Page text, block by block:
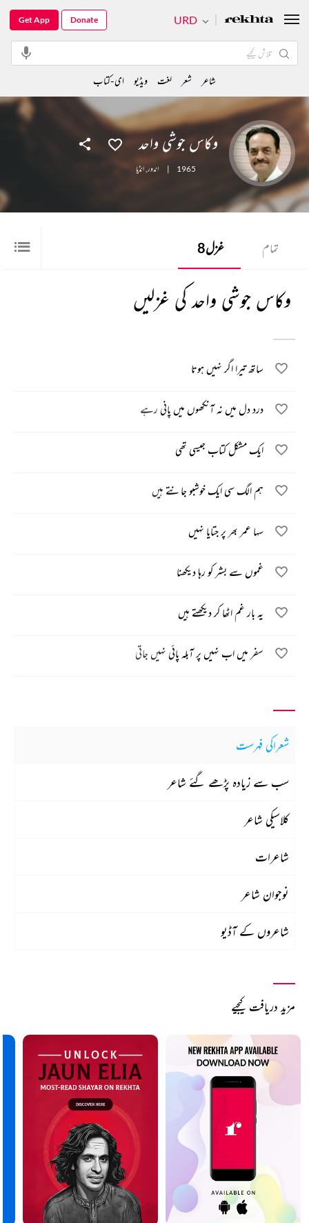
وکاس جوشی واحد
1965
| اندور,انڈیا
تمام غزل8
وکاس جوشی واحد کی غزلیں
ساتھ تیرا اگر نہیں ہوتا
درد دل میں نہ آنکھوں میں پانی رہے
ایک مشکل کتاب جیسی تھی
ہم الگ سی ایک خوشبو جانتے ہیں
سہا عمر بھر پر جتایا نہیں
غموں سے بشر کو رہا دیکھنا
یہ بار غم اٹھا کر دیکھتے ہیں
سفر میں اب نہیں پر آبلہ پائی نہیں جاتی
شعراکی فہرست
سب سے زیادہ پڑھے گئے شاعر
کلاسیکی شاعر
شاعرات
نوجوان شاعر
شاعروں کے آڈیو
مزید دریافت کیجیے
URD
Get App Donate
شاعر شعر لغت ویڈیو ای-کتاب